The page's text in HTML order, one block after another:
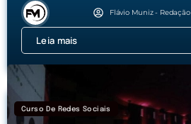
Flávio Muniz - Redação
Leia mais
Curso De Redes Sociais